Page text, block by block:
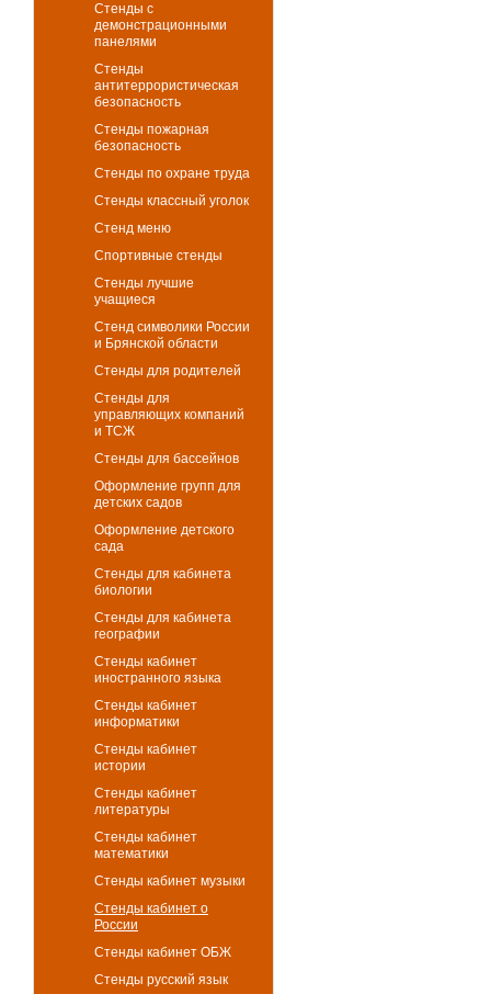
Стенды с
демонстрационными
панелями
Стенды
антитеррористическая
безопасность
Стенды пожарная
безопасность
Стенды по охране труда
Стенды классный уголок
Стенд меню
Спортивные стенды
Стенды лучшие
учащиеся
Стенд символики России
и Брянской области
Стенды для родителей
Стенды для
управляющих компаний
и ТСЖ
Стенды для бассейнов
Оформление групп для
детских садов
Оформление детского
сада
Стенды для кабинета
биологии
Стенды для кабинета
географии
Стенды кабинет
иностранного языка
Стенды кабинет
информатики
Стенды кабинет
истории
Стенды кабинет
литературы
Стенды кабинет
математики
Стенды кабинет музыки
Стенды кабинет о
России
Стенды кабинет ОБЖ
Стенды русский язык